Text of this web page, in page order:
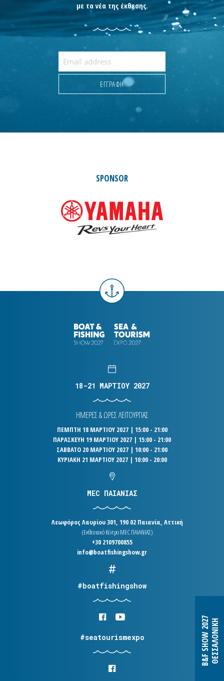
B&F SHOW 2027ΘΕΣΣΑΛΟΝΙΚΗ
με τα νέα της έκθεσης.
SPONSOR
18-21 ΜΑΡΤΙΟΥ 2027
ΗΜΕΡΕΣ & ΩΡΕΣ ΛΕΙΤΟΥΡΓΙΑΣ
ΠΕΜΠΤΗ 18 ΜΑΡΤΙΟΥ 2027 | 15:00 - 21:00
ΠΑΡΑΣΚΕΥΗ 19 ΜΑΡΤΙΟΥ 2027 | 15:00 - 21:00
ΣΑΒΒΑΤΟ 20 ΜΑΡΤΙΟΥ 2027 | 10:00 - 21:00
ΚΥΡΙΑΚΗ 21 ΜΑΡΤΙΟΥ 2027 | 10:00 - 20:00
MEC ΠΑΙΑΝΙΑΣ
Λεωφόρος Λαυρίου 301, 190 02 Παιανία, Αττική
(Εκθεσιακό Κέντρο MEC ΠΑΙΑΝΙΑΣ)
+30 2109700855
info@boatfishingshow.gr
#boatfishingshow
#seatourismexpo